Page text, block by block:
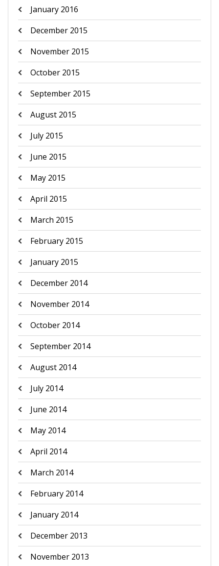
January 2016
December 2015
November 2015
October 2015
September 2015
August 2015
July 2015
June 2015
May 2015
April 2015
March 2015
February 2015
January 2015
December 2014
November 2014
October 2014
September 2014
August 2014
July 2014
June 2014
May 2014
April 2014
March 2014
February 2014
January 2014
December 2013
November 2013